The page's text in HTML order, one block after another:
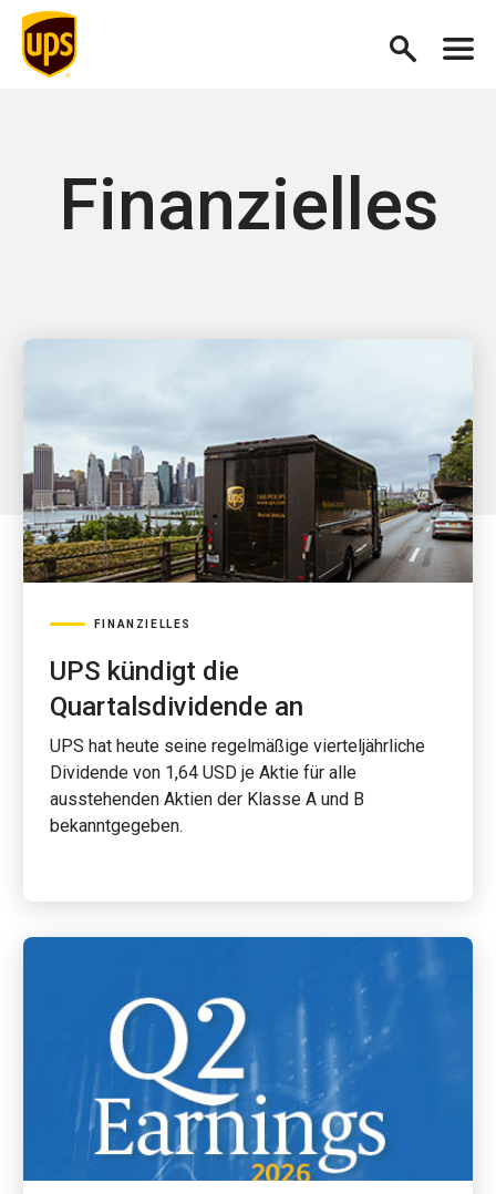
Finanzielles
FINANZIELLES
UPS kündigt die
Quartalsdividende an
UPS hat heute seine regelmäßige vierteljährliche
Dividende von 1,64 USD je Aktie für alle
ausstehenden Aktien der Klasse A und B
bekanntgegeben.